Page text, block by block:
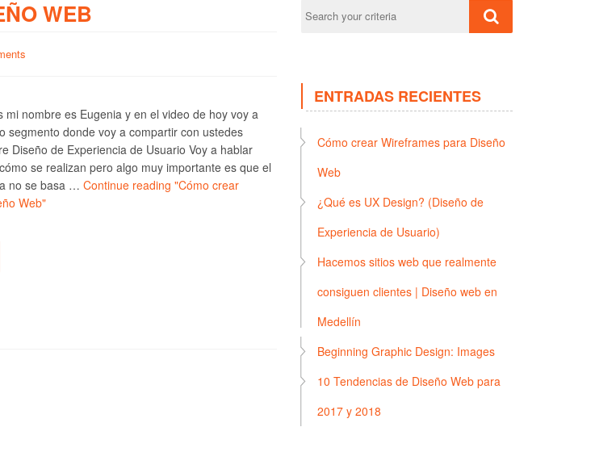
WEB
mi nombre es Eugenia y en el video de hoy voy a
segmento donde voy a compartir con ustedes
Diseño de Experiencia de Usuario Voy a hablar
se realizan pero algo muy importante es que el
no se basa … Continue reading "Cómo crear
Web"
ENTRADAS RECIENTES
Cómo crear Wireframes para Diseño
Web
¿Qué es UX Design? (Diseño de
Experiencia de Usuario)
Hacemos sitios web que realmente
consiguen clientes | Diseño web en
Medellín
Beginning Graphic Design: Images
10 Tendencias de Diseño Web para
2017 y 2018